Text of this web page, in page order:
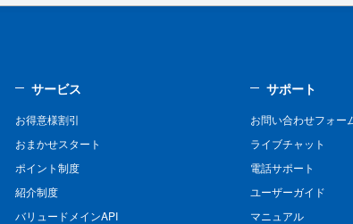
サービス
お得意様割引
おまかせスタート
ポイント制度
紹介制度
バリュードメインAPI
サポート
お問い合わせフォー
ライブチャット
電話サポート
ユーザーガイド
マニュアル